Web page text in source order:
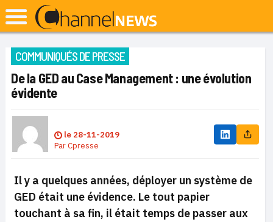
COMMUNIQUÉS DE PRESSE
De la GED au Case Management : une évolution
évidente
le 28-11-2019
ParCpresse
Il y a quelques années, déployer un système de
GED était une évidence. Le tout papier
touchant à sa fin, il était temps de passer aux